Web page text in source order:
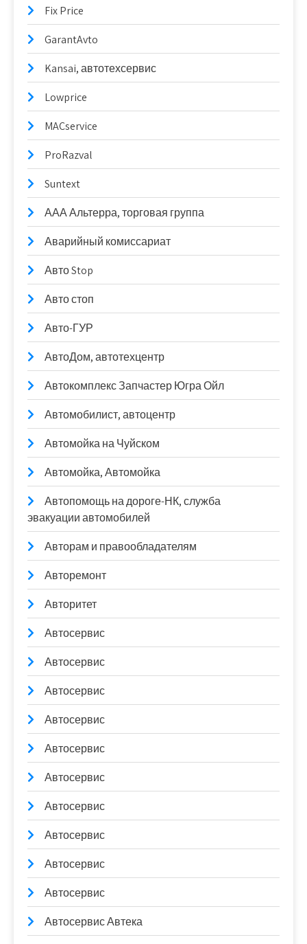
Fix Price
GarantAvto
Kansai, автотехсервис
Lowprice
MACservice
ProRazval
Suntext
ААА Альтерра, торговая группа
Аварийный комиссариат
Авто Stop
Авто стоп
Авто-ГУР
АвтоДом, автотехцентр
Автокомплекс Запчастер Югра Ойл
Автомобилист, автоцентр
Автомойка на Чуйском
Автомойка, Автомойка
Автопомощь на дороге-НК, служба
эвакуации автомобилей
Авторам и правообладателям
Авторемонт
Авторитет
Автосервис
Автосервис
Автосервис
Автосервис
Автосервис
Автосервис
Автосервис
Автосервис
Автосервис
Автосервис
Автосервис Автека